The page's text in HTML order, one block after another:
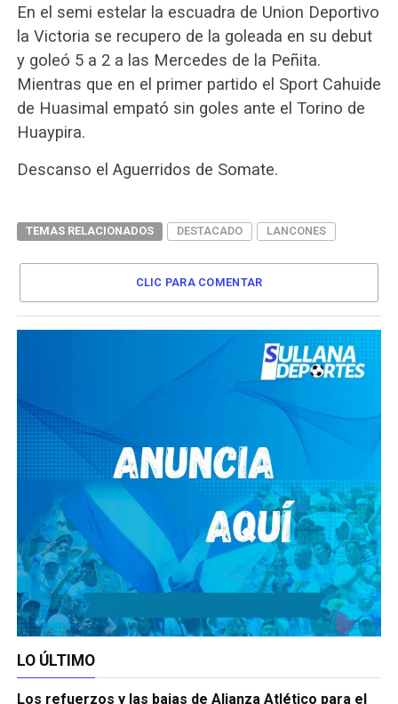
En el semi estelar la escuadra de Union Deportivo
la Victoria se recupero de la goleada en su debut
y goleó 5 a 2 a las Mercedes de la Peñita.
Mientras que en el primer partido el Sport Cahuide
de Huasimal empató sin goles ante el Torino de
Huaypira.
Descanso el Aguerridos de Somate.
TEMAS RELACIONADOS DESTACADO LANCONES
CLIC PARA COMENTAR
LO ÚLTIMO
Los refuerzos y las bajas de Alianza Atlético para el